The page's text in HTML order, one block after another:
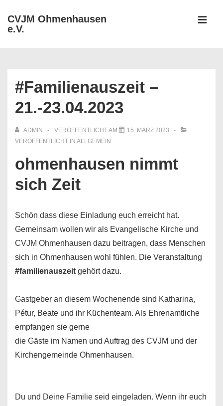
Zum
Inhalt
CVJM Ohmenhausen
e.V.
#Familienauszeit –
21.-23.04.2023
ADMIN VERÖFFENTLICHT AM
15. MÄRZ 2023
VERÖFFENTLICHT IN ALLGEMEIN
ohmenhausen nimmt
sich Zeit
Schön dass diese Einladung euch erreicht hat.
Gemeinsam wollen wir als Evangelische Kirche und
CVJM Ohmenhausen dazu beitragen, dass Menschen
sich in Ohmenhausen wohl fühlen. Die Veranstaltung
#familienauszeit gehört dazu.
Gastgeber an diesem Wochenende sind Katharina,
Pétur, Beate und ihr Küchenteam. Als Ehrenamtliche
empfangen sie gerne
die Gäste im Namen und Auftrag des CVJM und der
Kirchengemeinde Ohmenhausen.
Du und Deine Familie seid eingeladen. Wenn ihr euch